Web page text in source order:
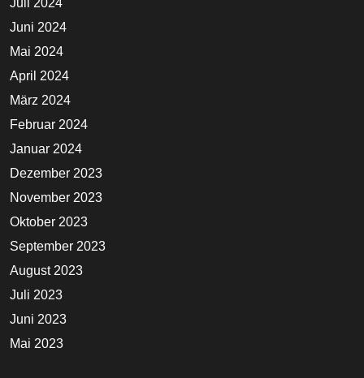
Juli 2024
Juni 2024
Mai 2024
April 2024
März 2024
Februar 2024
Januar 2024
Dezember 2023
November 2023
Oktober 2023
September 2023
August 2023
Juli 2023
Juni 2023
Mai 2023